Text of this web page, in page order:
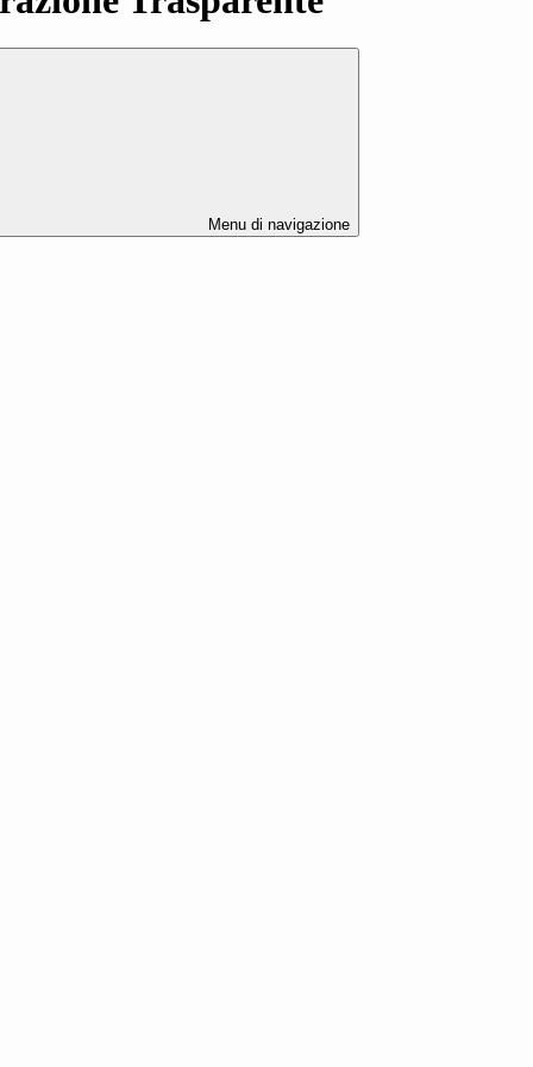
Menu di navigazione